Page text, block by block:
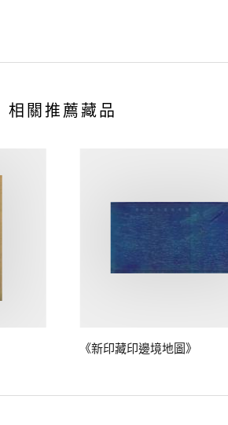
相關推薦藏品
《新印藏印邊境地圖》